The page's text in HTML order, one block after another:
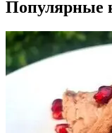
Популярные